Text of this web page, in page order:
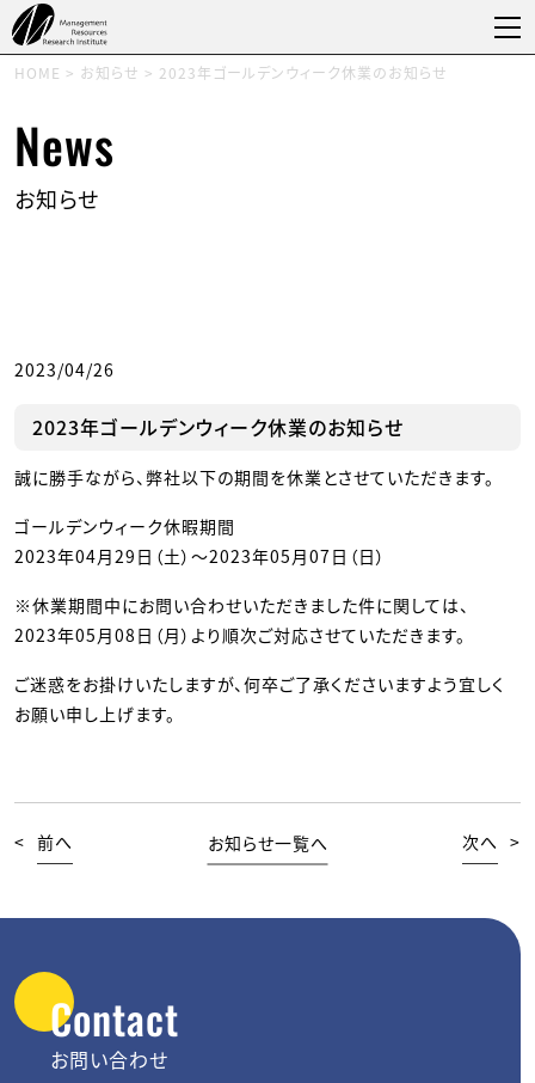
HOME > お知らせ > 2023年ゴールデンウィーク休業のお知らせ
News
お知らせ
2023/04/26
2023年ゴールデンウィーク休業のお知らせ
誠に勝手ながら、弊社以下の期間を休業とさせていただきます。
ゴールデンウィーク休暇期間
2023年04月29日（土）～2023年05月07日（日）
※休業期間中にお問い合わせいただきました件に関しては、
2023年05月08日（月）より順次ご対応させていただきます。
ご迷惑をお掛けいたしますが、何卒ご了承くださいますよう宜しく
お願い申し上げます。
< 前へ 次へ >
お知らせ一覧へ
Contact
お問い合わせ